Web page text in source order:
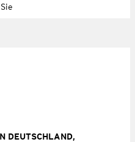
DEUTSCHLAND,